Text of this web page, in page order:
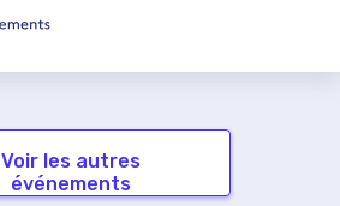
Voir les autres
événements